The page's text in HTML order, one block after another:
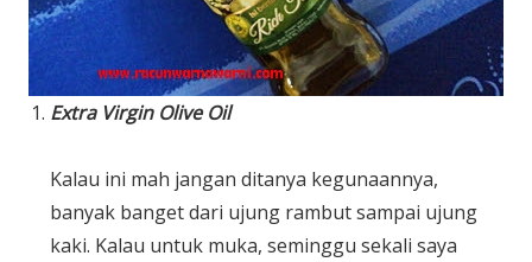
Extra Virgin Olive Oil
Kalau ini mah jangan ditanya kegunaannya,
banyak banget dari ujung rambut sampai ujung
kaki. Kalau untuk muka, seminggu sekali saya